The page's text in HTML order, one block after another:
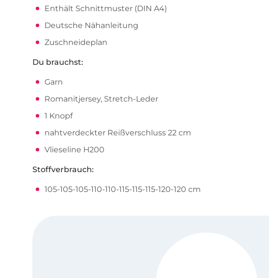
Enthält Schnittmuster (DIN A4)
Deutsche Nähanleitung
Zuschneideplan
Du brauchst:
Garn
Romanitjersey, Stretch-Leder
1 Knopf
nahtverdeckter Reißverschluss 22 cm
Vlieseline H200
Stoffverbrauch:
105-105-105-110-110-115-115-115-120-120 cm